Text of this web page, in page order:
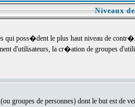
Niveaux
qui poss�dent le plus haut niveau de
d'utilisateurs, la cr�ation de groupes
groupes de personnes) dont le but est de